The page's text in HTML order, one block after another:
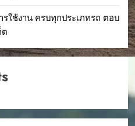
ใช้งาน ครบทุกประเภทรถ ตอบ